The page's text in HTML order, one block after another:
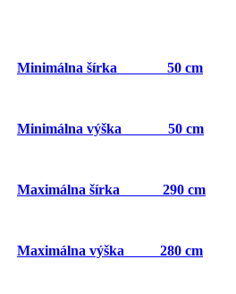
Minimálna šírka 50 cm
Minimálna výška 50 cm
Maximálna šírka 290 cm
Maximálna výška 280 cm